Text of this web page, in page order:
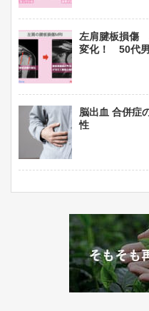
左肩腱板損傷
変化！ 50代
脳出血 合併症
性